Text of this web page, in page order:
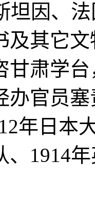
坦因、
及其它
甘肃学
办官员
年日本
、1914